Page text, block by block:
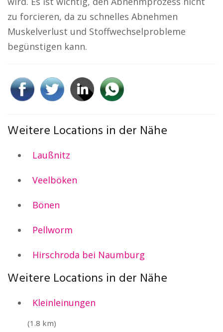
zu forcieren, da zu schnelles Abnehmen
Muskelverlust und Stoffwechselprobleme
begünstigen kann.
Weitere Locations in der Nähe
Laußnitz
Veelböken
Bönen
Pellworm
Hirschroda bei Naumburg
Weitere Locations in der Nähe
Kleinleinungen
(1.8 km)